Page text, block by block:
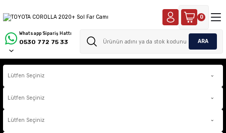
Whatsapp Sipariş Hattı
0530 772 75 33 ARA
0